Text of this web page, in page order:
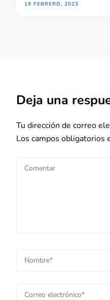
19 FEBRERO, 2023
Deja una
Tu dirección de correo
Los campos obligatorios